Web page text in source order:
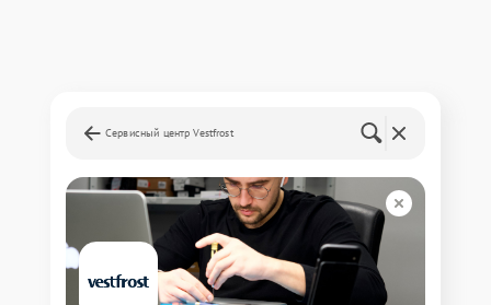
Сервисный центр Vestfrost